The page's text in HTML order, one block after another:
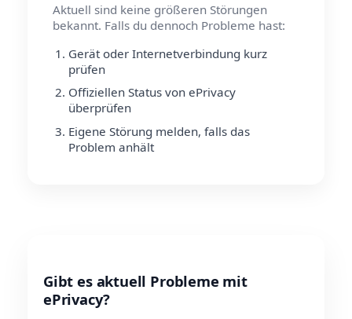
Aktuell sind keine größeren Störungen
bekannt. Falls du dennoch Probleme hast:
Gerät oder Internetverbindung kurz
prüfen
Offiziellen Status von ePrivacy
überprüfen
Eigene Störung melden, falls das
Problem anhält
Gibt es aktuell Probleme mit
ePrivacy?